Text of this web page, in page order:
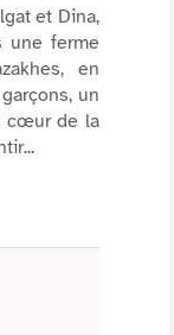
et Dina,
une ferme
en
un
cœur de la